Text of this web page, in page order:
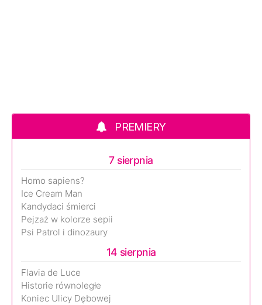
PREMIERY
7 sierpnia
Homo sapiens?
Ice Cream Man
Kandydaci śmierci
Pejzaż w kolorze sepii
Psi Patrol i dinozaury
14 sierpnia
Flavia de Luce
Historie równoległe
Koniec Ulicy Dębowej